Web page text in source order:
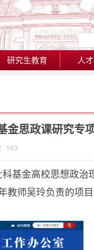
研究生教育 人
金思政课研究专
163
科基金高校思想政治
师吴玲负责的项目